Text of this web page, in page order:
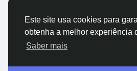
Este site usa cookies para
obtenha a melhor experiência
Saber mais